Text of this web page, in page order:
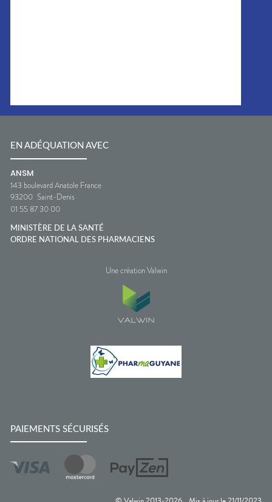
EN ADÉQUATION AVEC
ANSM
143 boulevard Anatole France
93200 Saint-Denis
01 55 87 30 00
MINISTÈRE DE LA SANTÉ
ORDRE NATIONAL DES PHARMACIENS
Une création Valwin
PAIEMENTS SÉCURISÉS